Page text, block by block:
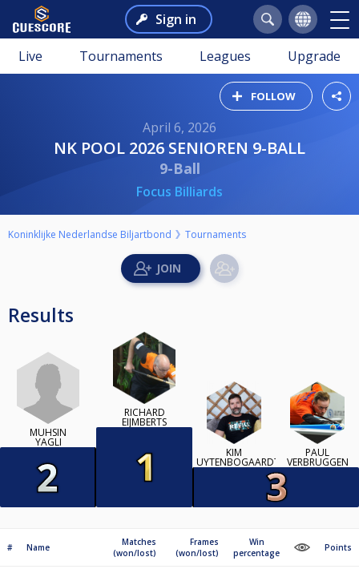
Sign in
Live Tournaments Leagues Upgrade
FOLLOW
April 6, 2026
NK POOL 2026 SENIOREN 9-BALL
9-Ball
Focus Billiards
Koninklijke Nederlandse Biljartbond Tournaments
Results
MUHSIN
YAGLI
RICHARD
EIJMBERTS
KIM
UYTENBOGAARDT
PAUL
VERBRUGGEN
# Name
Matches
(won/lost)
Frames
(won/lost)
Win
percentage
Points